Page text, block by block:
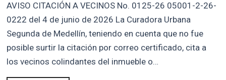
AVISO CITACIÓN A VECINOS No. 0125-26 05001-2-26-
0222 del 4 de junio de 2026 La Curadora Urbana
Segunda de Medellín, teniendo en cuenta que no fue
posible surtir la citación por correo certificado, cita a
los vecinos colindantes del inmueble o…